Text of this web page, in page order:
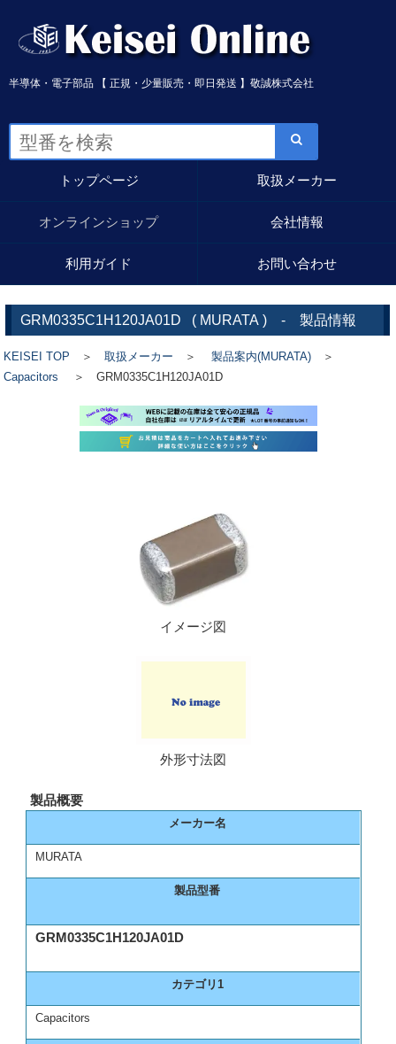
半導体・電子部品 【 正規・少量販売・即日発送 】敬誠株式会社
トップページ 取扱メーカー
オンラインショップ 会社情報
利用ガイド お問い合わせ
GRM0335C1H120JA01D ( MURATA ) - 製品情報
KEISEI TOP ＞取扱メーカー ＞ 製品案内(MURATA) ＞
Capacitors
＞ GRM0335C1H120JA01D
イメージ図
外形寸法図
製品概要
メーカー名
MURATA
製品型番
GRM0335C1H120JA01D
カテゴリ1
Capacitors